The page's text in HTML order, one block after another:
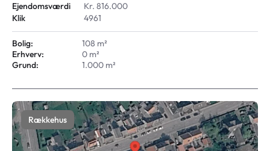
Ejendomsværdi
Kr. 816.000
Klik
4961
Bolig:
108 m²
Erhverv:
0 m²
Grund:
1.000 m²
Rækkehus